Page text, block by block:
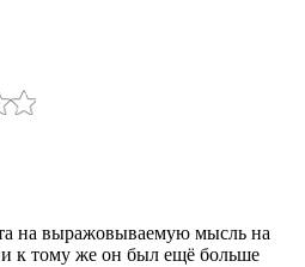
на выражовываемую мысль на
и к тому же он был ещё больше